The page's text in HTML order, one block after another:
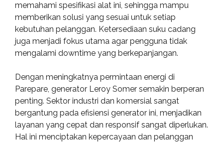
memahami spesifikasi alat ini, sehingga mampu
memberikan solusi yang sesuai untuk setiap
kebutuhan pelanggan. Ketersediaan suku cadang
juga menjadi fokus utama agar pengguna tidak
mengalami downtime yang berkepanjangan.
Dengan meningkatnya permintaan energi di
Parepare, generator Leroy Somer semakin berperan
penting. Sektor industri dan komersial sangat
bergantung pada efisiensi generator ini, menjadikan
layanan yang cepat dan responsif sangat diperlukan.
Hal ini menciptakan kepercayaan dan pelanggan